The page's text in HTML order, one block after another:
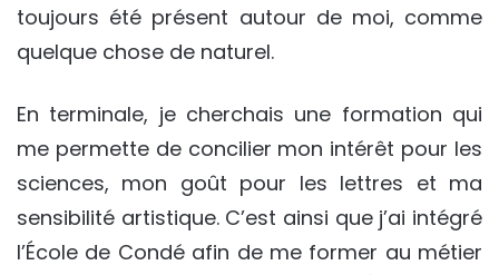
toujours été présent autour de moi, comme
quelque chose de naturel.
En terminale, je cherchais une formation qui
me permette de concilier mon intérêt pour les
sciences, mon goût pour les lettres et ma
sensibilité artistique. C’est ainsi que j’ai intégré
l’École de Condé afin de me former au métier